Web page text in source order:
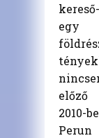
egy
előző
2010-